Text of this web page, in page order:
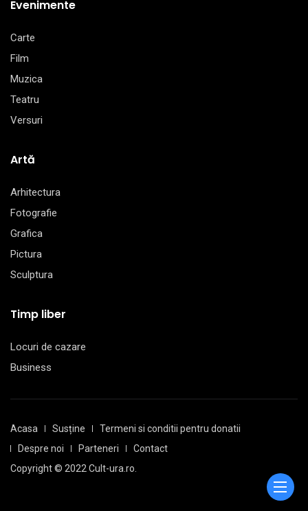
Evenimente
Carte
Film
Muzica
Teatru
Versuri
Artă
Arhitectura
Fotografie
Grafica
Pictura
Sculptura
Timp liber
Locuri de cazare
Business
Acasa Susține
Termeni si conditii pentru donatii
Despre noi
Parteneri
Contact
Copyright © 2022 Cult-ura.ro.